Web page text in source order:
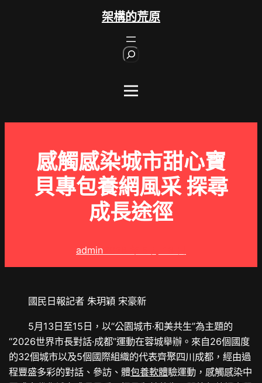
架構的荒原
感觸感染城市甜心寶
貝專包養網風采 探尋
成長途徑
admin
國民日報記者 朱玥穎 宋豪新
5月13日至15日，以“公園城市·和美共生”為主題的
“2026世界市長對話·成都”運動在蓉城舉辦。來自26個國度
的32個城市以及5個國際組織的代表齊聚四川成都，經由過
程豐盛多彩的對話、參訪、體包養軟體驗運動，感觸感染中